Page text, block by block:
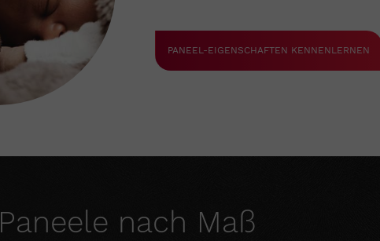
PANEEL-EIGENSCHAFTEN KENNENLERNEN
Paneele nach Maß